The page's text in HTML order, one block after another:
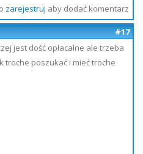
zarejestruj aby dodać komentarz
#17
jest dość opłacalne ale trzeba
troche poszukać i mieć troche